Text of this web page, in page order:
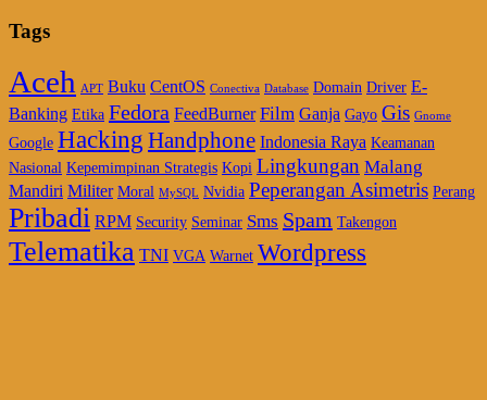
Tags
Aceh APT Buku CentOS Conectiva Database Domain Driver E-
Banking Etika Fedora FeedBurner Film Ganja Gayo Gis Gnome
Google Hacking Handphone Indonesia Raya Keamanan
Nasional Kepemimpinan Strategis Kopi Lingkungan Malang
Mandiri Militer Moral MySQL Nvidia Peperangan Asimetris Perang
Pribadi RPM Security Seminar Sms Spam Takengon
Telematika TNI VGA Warnet Wordpress